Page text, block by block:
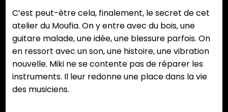
C’est peut-être cela, finalement, le secret de cet
atelier du Moufia. On y entre avec du bois, une
guitare malade, une idée, une blessure parfois. On
en ressort avec un son, une histoire, une vibration
nouvelle. Miki ne se contente pas de réparer les
instruments. Il leur redonne une place dans la vie
des musiciens.